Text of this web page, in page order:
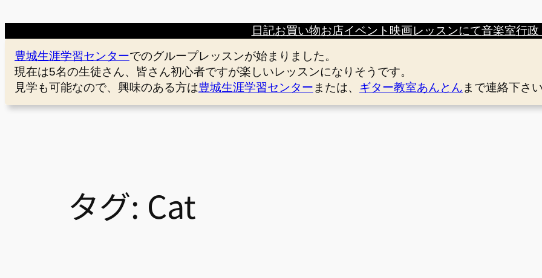
日記お買い物お店イベント 映画レッスンにて音楽室行政
豊城生涯学習センターでのグループレッスンが始まりました。
現在は5名の生徒さん、皆さん初心者ですが楽しいレッスンになりそうです。
見学も可能なので、興味のある方は豊城生涯学習センター または、 ギター教室あんとん まで連絡下さ
タグ: Cat